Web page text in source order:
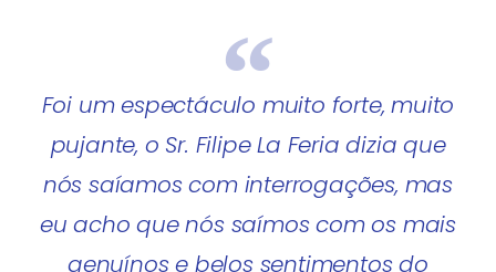
Foi um espectáculo muito forte, muito
pujante, o Sr. Filipe La Feria dizia que
nós saíamos com interrogações, mas
eu acho que nós saímos com os mais
genuínos e belos sentimentos do